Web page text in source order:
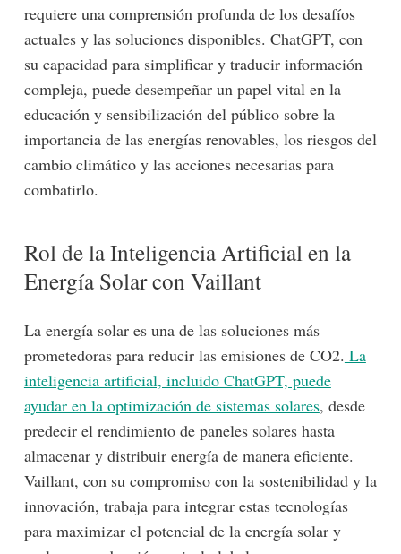
requiere una comprensión profunda de los desafíos
actuales y las soluciones disponibles. ChatGPT, con
su capacidad para simplificar y traducir información
compleja, puede desempeñar un papel vital en la
educación y sensibilización del público sobre la
importancia de las energías renovables, los riesgos del
cambio climático y las acciones necesarias para
combatirlo.
Rol de la Inteligencia Artificial en la
Energía Solar con Vaillant
La energía solar es una de las soluciones más
prometedoras para reducir las emisiones de CO2. La
inteligencia artificial, incluido ChatGPT, puede
ayudar en la optimización de sistemas solares, desde
predecir el rendimiento de paneles solares hasta
almacenar y distribuir energía de manera eficiente.
Vaillant, con su compromiso con la sostenibilidad y la
innovación, trabaja para integrar estas tecnologías
para maximizar el potencial de la energía solar y